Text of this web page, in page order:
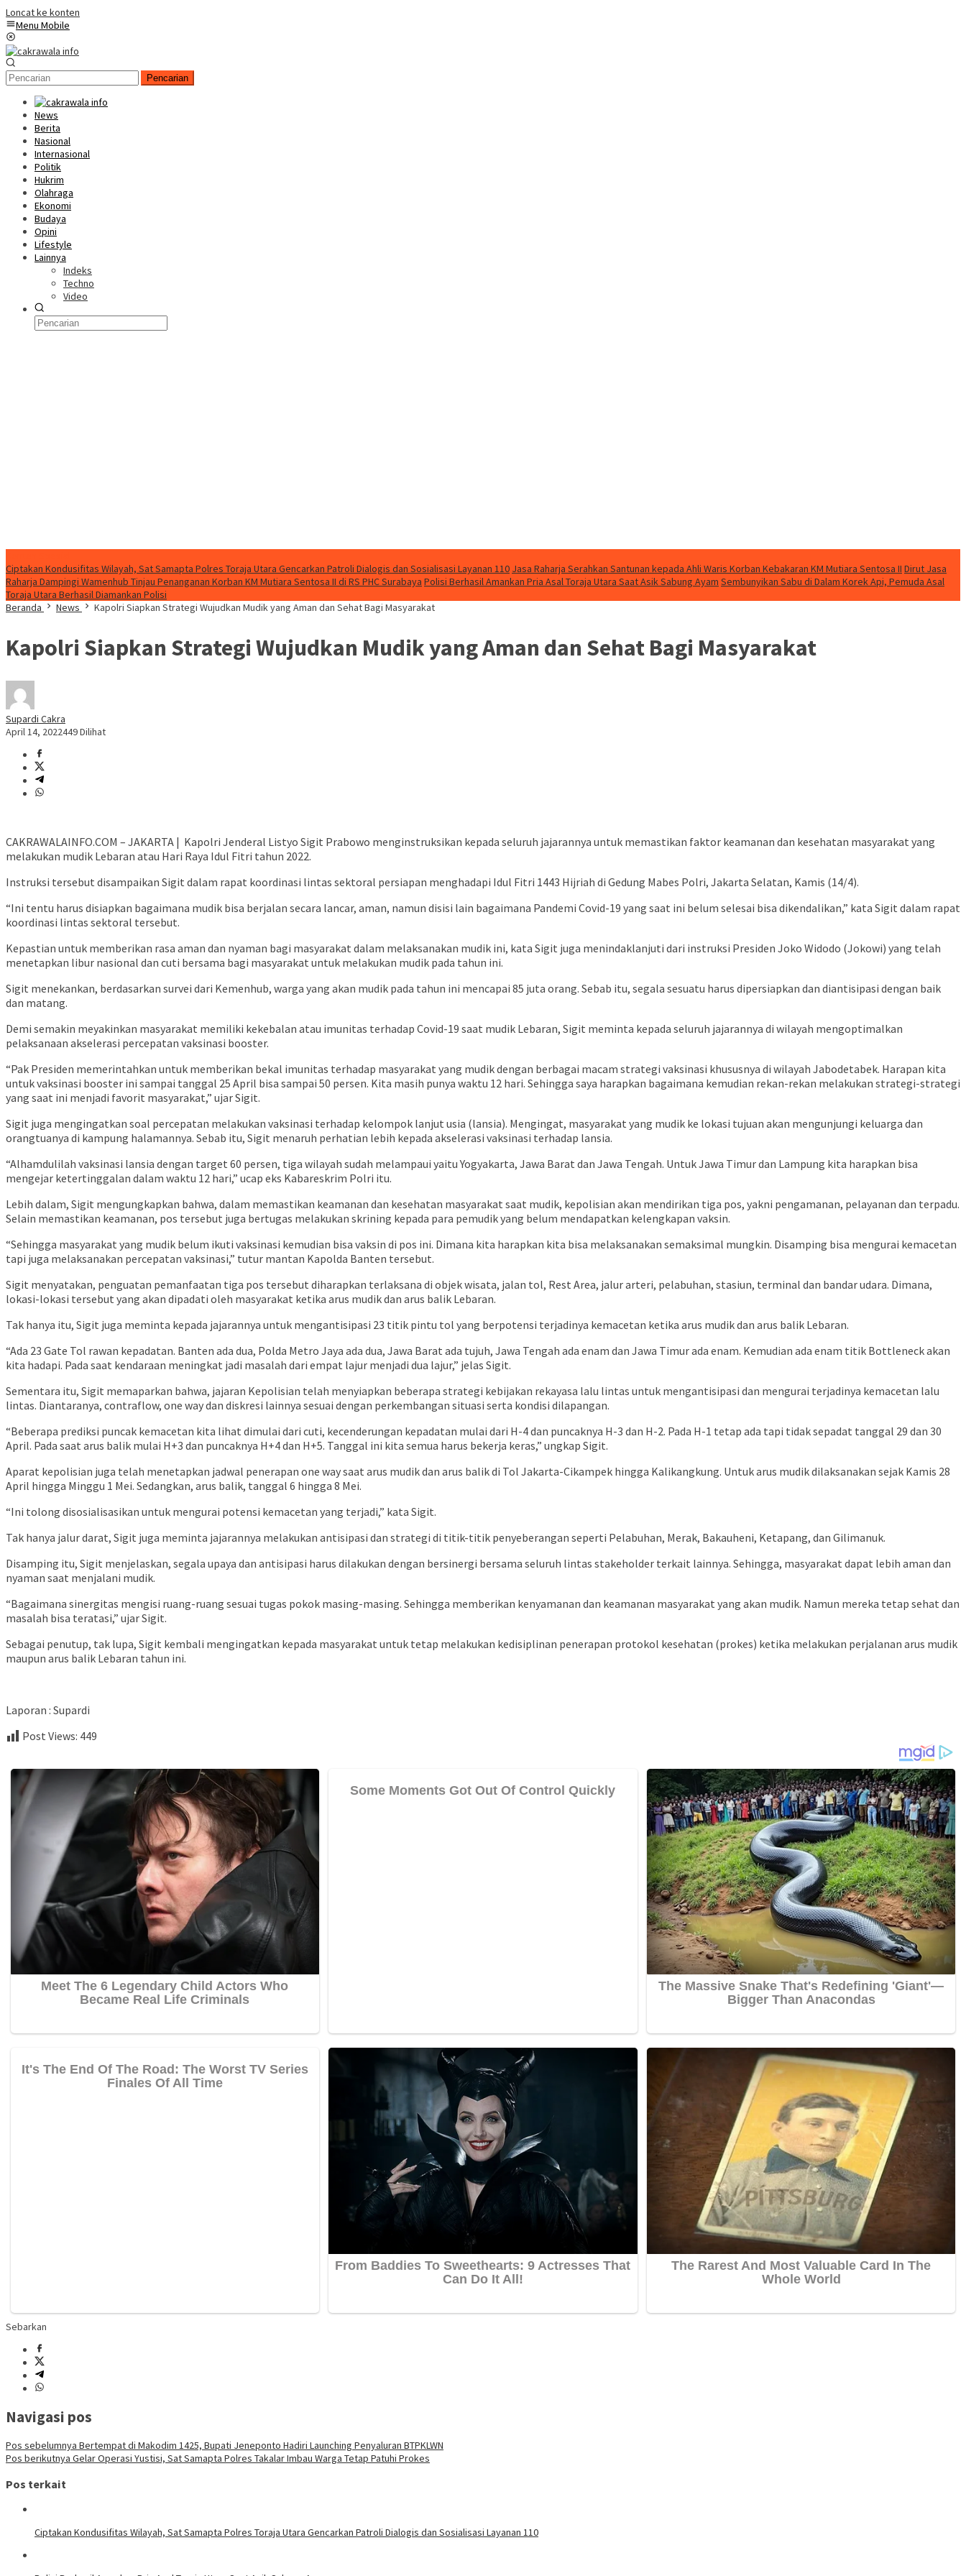
Loncat ke konten
Menu Mobile
Pencarian
News
Berita
Nasional
Internasional
Politik
Hukrim
Olahraga
Ekonomi
Budaya
Opini
Lifestyle
Lainnya
Indeks
Techno
Video
Ciptakan Kondusifitas Wilayah, Sat Samapta Polres Toraja Utara Gencarkan Patroli Dialogis dan Sosialisasi Layanan 110 Jasa Raharja Serahkan Santunan kepada Ahli Waris Korban Kebakaran KM Mutiara Sentosa II Dirut Jasa
Raharja Dampingi Wamenhub Tinjau Penanganan Korban KM Mutiara Sentosa II di RS PHC Surabaya Polisi Berhasil Amankan Pria Asal Toraja Utara Saat Asik Sabung Ayam Sembunyikan Sabu di Dalam Korek Api, Pemuda Asal
Toraja Utara Berhasil Diamankan Polisi
Beranda
News Kapolri Siapkan Strategi Wujudkan Mudik yang Aman dan Sehat Bagi Masyarakat
Kapolri Siapkan Strategi Wujudkan Mudik yang Aman dan Sehat Bagi Masyarakat
Supardi Cakra
April 14, 2022449 Dilihat
CAKRAWALAINFO.COM – JAKARTA | Kapolri Jenderal Listyo Sigit Prabowo menginstruksikan kepada seluruh jajarannya untuk memastikan faktor keamanan dan kesehatan masyarakat yang
melakukan mudik Lebaran atau Hari Raya Idul Fitri tahun 2022.
Instruksi tersebut disampaikan Sigit dalam rapat koordinasi lintas sektoral persiapan menghadapi Idul Fitri 1443 Hijriah di Gedung Mabes Polri, Jakarta Selatan, Kamis (14/4).
“Ini tentu harus disiapkan bagaimana mudik bisa berjalan secara lancar, aman, namun disisi lain bagaimana Pandemi Covid-19 yang saat ini belum selesai bisa dikendalikan,” kata Sigit dalam rapat
koordinasi lintas sektoral tersebut.
Kepastian untuk memberikan rasa aman dan nyaman bagi masyarakat dalam melaksanakan mudik ini, kata Sigit juga menindaklanjuti dari instruksi Presiden Joko Widodo (Jokowi) yang telah
menetapkan libur nasional dan cuti bersama bagi masyarakat untuk melakukan mudik pada tahun ini.
Sigit menekankan, berdasarkan survei dari Kemenhub, warga yang akan mudik pada tahun ini mencapai 85 juta orang. Sebab itu, segala sesuatu harus dipersiapkan dan diantisipasi dengan baik
dan matang.
Demi semakin meyakinkan masyarakat memiliki kekebalan atau imunitas terhadap Covid-19 saat mudik Lebaran, Sigit meminta kepada seluruh jajarannya di wilayah mengoptimalkan
pelaksanaan akselerasi percepatan vaksinasi booster.
“Pak Presiden memerintahkan untuk memberikan bekal imunitas terhadap masyarakat yang mudik dengan berbagai macam strategi vaksinasi khususnya di wilayah Jabodetabek. Harapan kita
untuk vaksinasi booster ini sampai tanggal 25 April bisa sampai 50 persen. Kita masih punya waktu 12 hari. Sehingga saya harapkan bagaimana kemudian rekan-rekan melakukan strategi-strategi
yang saat ini menjadi favorit masyarakat,” ujar Sigit.
Sigit juga mengingatkan soal percepatan melakukan vaksinasi terhadap kelompok lanjut usia (lansia). Mengingat, masyarakat yang mudik ke lokasi tujuan akan mengunjungi keluarga dan
orangtuanya di kampung halamannya. Sebab itu, Sigit menaruh perhatian lebih kepada akselerasi vaksinasi terhadap lansia.
“Alhamdulilah vaksinasi lansia dengan target 60 persen, tiga wilayah sudah melampaui yaitu Yogyakarta, Jawa Barat dan Jawa Tengah. Untuk Jawa Timur dan Lampung kita harapkan bisa
mengejar ketertinggalan dalam waktu 12 hari,” ucap eks Kabareskrim Polri itu.
Lebih dalam, Sigit mengungkapkan bahwa, dalam memastikan keamanan dan kesehatan masyarakat saat mudik, kepolisian akan mendirikan tiga pos, yakni pengamanan, pelayanan dan terpadu.
Selain memastikan keamanan, pos tersebut juga bertugas melakukan skrining kepada para pemudik yang belum mendapatkan kelengkapan vaksin.
“Sehingga masyarakat yang mudik belum ikuti vaksinasi kemudian bisa vaksin di pos ini. Dimana kita harapkan kita bisa melaksanakan semaksimal mungkin. Disamping bisa mengurai kemacetan
tapi juga melaksanakan percepatan vaksinasi,” tutur mantan Kapolda Banten tersebut.
Sigit menyatakan, penguatan pemanfaatan tiga pos tersebut diharapkan terlaksana di objek wisata, jalan tol, Rest Area, jalur arteri, pelabuhan, stasiun, terminal dan bandar udara. Dimana,
lokasi-lokasi tersebut yang akan dipadati oleh masyarakat ketika arus mudik dan arus balik Lebaran.
Tak hanya itu, Sigit juga meminta kepada jajarannya untuk mengantisipasi 23 titik pintu tol yang berpotensi terjadinya kemacetan ketika arus mudik dan arus balik Lebaran.
“Ada 23 Gate Tol rawan kepadatan. Banten ada dua, Polda Metro Jaya ada dua, Jawa Barat ada tujuh, Jawa Tengah ada enam dan Jawa Timur ada enam. Kemudian ada enam titik Bottleneck akan
kita hadapi. Pada saat kendaraan meningkat jadi masalah dari empat lajur menjadi dua lajur,” jelas Sigit.
Sementara itu, Sigit memaparkan bahwa, jajaran Kepolisian telah menyiapkan beberapa strategi kebijakan rekayasa lalu lintas untuk mengantisipasi dan mengurai terjadinya kemacetan lalu
lintas. Diantaranya, contraflow, one way dan diskresi lainnya sesuai dengan perkembangan situasi serta kondisi dilapangan.
“Beberapa prediksi puncak kemacetan kita lihat dimulai dari cuti, kecenderungan kepadatan mulai dari H-4 dan puncaknya H-3 dan H-2. Pada H-1 tetap ada tapi tidak sepadat tanggal 29 dan 30
April. Pada saat arus balik mulai H+3 dan puncaknya H+4 dan H+5. Tanggal ini kita semua harus bekerja keras,” ungkap Sigit.
Aparat kepolisian juga telah menetapkan jadwal penerapan one way saat arus mudik dan arus balik di Tol Jakarta-Cikampek hingga Kalikangkung. Untuk arus mudik dilaksanakan sejak Kamis 28
April hingga Minggu 1 Mei. Sedangkan, arus balik, tanggal 6 hingga 8 Mei.
“Ini tolong disosialisasikan untuk mengurai potensi kemacetan yang terjadi,” kata Sigit.
Tak hanya jalur darat, Sigit juga meminta jajarannya melakukan antisipasi dan strategi di titik-titik penyeberangan seperti Pelabuhan, Merak, Bakauheni, Ketapang, dan Gilimanuk.
Disamping itu, Sigit menjelaskan, segala upaya dan antisipasi harus dilakukan dengan bersinergi bersama seluruh lintas stakeholder terkait lainnya. Sehingga, masyarakat dapat lebih aman dan
nyaman saat menjalani mudik.
“Bagaimana sinergitas mengisi ruang-ruang sesuai tugas pokok masing-masing. Sehingga memberikan kenyamanan dan keamanan masyarakat yang akan mudik. Namun mereka tetap sehat dan
masalah bisa teratasi,” ujar Sigit.
Sebagai penutup, tak lupa, Sigit kembali mengingatkan kepada masyarakat untuk tetap melakukan kedisiplinan penerapan protokol kesehatan (prokes) ketika melakukan perjalanan arus mudik
maupun arus balik Lebaran tahun ini.
Laporan : Supardi
Post Views: 449
Sebarkan
Navigasi pos
Pos sebelumnya Bertempat di Makodim 1425, Bupati Jeneponto Hadiri Launching Penyaluran BTPKLWN
Pos berikutnya Gelar Operasi Yustisi, Sat Samapta Polres Takalar Imbau Warga Tetap Patuhi Prokes
Pos terkait
Ciptakan Kondusifitas Wilayah, Sat Samapta Polres Toraja Utara Gencarkan Patroli Dialogis dan Sosialisasi Layanan 110